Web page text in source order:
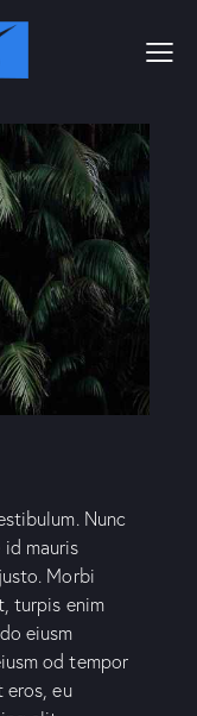
Nunc
id mauris
Morbi
turpis enim
eiusm
od tempor
eu